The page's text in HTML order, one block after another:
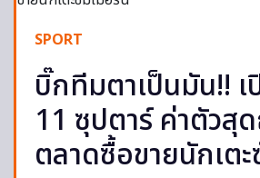
SPORT
บิ๊กทีมตาเป็นมัน!! เ
11 ซุปตาร์ ค่าตัวสุ
ตลาดซื้อขายนักเต